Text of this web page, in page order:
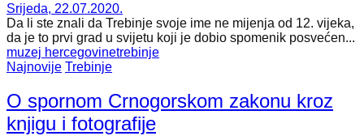
Srijeda, 22.07.2020.
Da li ste znali da Trebinje svoje ime ne mijenja od 12. vijeka,
da je to prvi grad u svijetu koji je dobio spomenik posvećen...
muzej hercegovinetrebinje
Najnovije Trebinje
O spornom Crnogorskom zakonu kroz
knjigu i fotografije